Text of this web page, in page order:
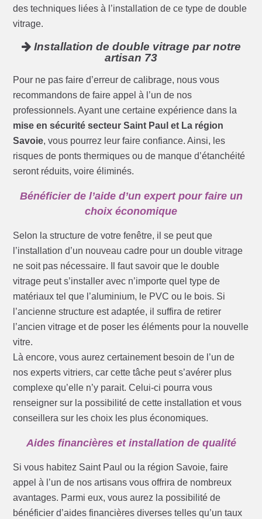
des techniques liées à l’installation de ce type de double
vitrage.
Installation de double vitrage par notre
artisan 73
Pour ne pas faire d’erreur de calibrage, nous vous
recommandons de faire appel à l’un de nos
professionnels. Ayant une certaine expérience dans la
mise en sécurité secteur Saint Paul et La région
Savoie, vous pourrez leur faire confiance. Ainsi, les
risques de ponts thermiques ou de manque d’étanchéité
seront réduits, voire éliminés.
Bénéficier de l’aide d’un expert pour faire un
choix économique
Selon la structure de votre fenêtre, il se peut que
l’installation d’un nouveau cadre pour un double vitrage
ne soit pas nécessaire. Il faut savoir que le double
vitrage peut s’installer avec n’importe quel type de
matériaux tel que l’aluminium, le PVC ou le bois. Si
l’ancienne structure est adaptée, il suffira de retirer
l’ancien vitrage et de poser les éléments pour la nouvelle
vitre.
Là encore, vous aurez certainement besoin de l’un de
nos experts vitriers, car cette tâche peut s’avérer plus
complexe qu’elle n’y parait. Celui-ci pourra vous
renseigner sur la possibilité de cette installation et vous
conseillera sur les choix les plus économiques.
Aides financières et installation de qualité
Si vous habitez Saint Paul ou la région Savoie, faire
appel à l’un de nos artisans vous offrira de nombreux
avantages. Parmi eux, vous aurez la possibilité de
bénéficier d’aides financières diverses telles qu’un taux